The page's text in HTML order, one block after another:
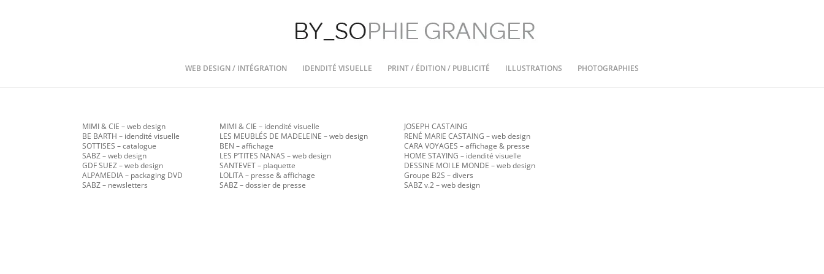
WEB DESIGN / INTÉGRATION IDENDITÉ VISUELLE PRINT / ÉDITION / PUBLICITÉ ILLUSTRATIONS PHOTOGRAPHIES
MIMI & CIE– web design
BE BARTH – idendité visuelle
SOTTISES – catalogue
SABZ– web design
GDF SUEZ – web design
ALPAMEDIA – packaging DVD
SABZ – newsletters
MIMI & CIE – idendité visuelle
LES MEUBLÉS DE MADELEINE – web design
BEN – affichage
LES P’TITES NANAS – web design
SANTEVET – plaquette
LOLITA – presse & affichage
SABZ – dossier de presse
JOSEPH CASTAING
RENÉ MARIE CASTAING – web design
CARA VOYAGES – affichage & presse
HOME STAYING – idendité visuelle
DESSINE MOI LE MONDE – web design
Groupe B2S – divers
SABZ v.2– web design